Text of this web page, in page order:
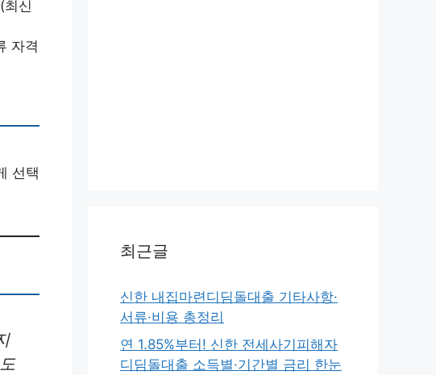
신
자격
선택
최근글
신한 내집마련디딤돌대출 기타사항·
서류·비용 총정리
연 1.85%부터! 신한 전세사기피해자
디딤돌대출 소득별·기간별 금리 한눈